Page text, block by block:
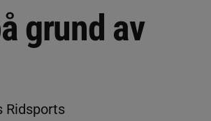
grund av
Ridsports